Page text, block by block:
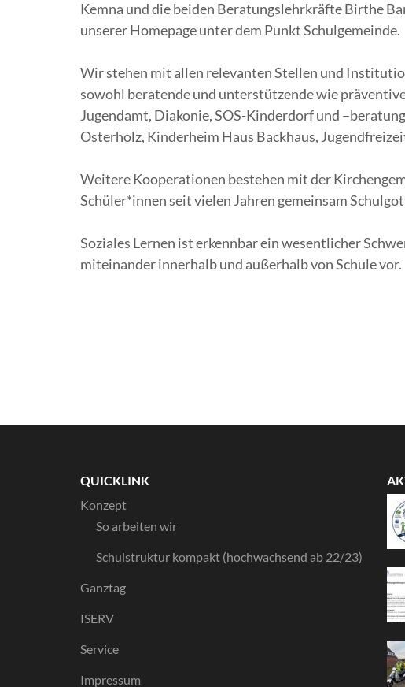
Kemna und die beiden Beratungslehrkräfte Birthe
unserer Homepage unter dem Punkt Schulgemeinde.
Wir stehen mit allen relevanten Stellen und
sowohl beratende und unterstützende wie
Jugendamt, Diakonie, SOS-Kinderdorf und
Osterholz, Kinderheim Haus Backhaus,
Weitere Kooperationen bestehen mit der
Schüler*innen seit vielen Jahren gemeinsam
Soziales Lernen ist erkennbar ein wesentlicher
miteinander innerhalb und außerhalb von Schule vor.
QUICKLINK
Konzept
So arbeiten wir
Schulstruktur kompakt (hochwachsend ab 22/23)
Ganztag
ISERV
Service
Impressum